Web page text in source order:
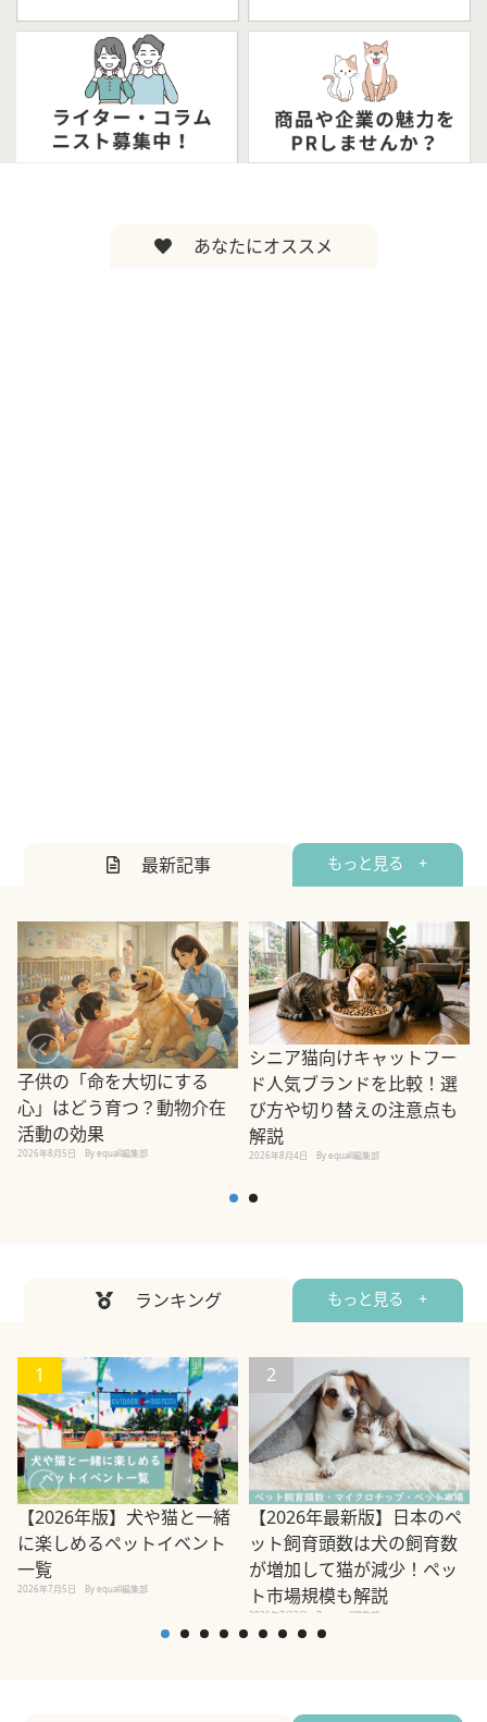
あなたにオススメ
最新記事 もっと見る +
子供の「命を大切にする
心」はどう育つ？動物介在
活動の効果
2026年8月5日 By equall編集部
シニア猫向けキャットフー
ド人気ブランドを比較！選
び方や切り替えの注意点も
解説
2026年8月4日 By equall編集部
ランキング もっと見る +
1
【2026年版】犬や猫と一緒
に楽しめるペットイベント
一覧
2026年7月5日 By equall編集部
2
【2026年最新版】日本のペ
ット飼育頭数は犬の飼育数
が増加して猫が減少！ペッ
ト市場規模も解説
2026年7月3日 By equall編集部